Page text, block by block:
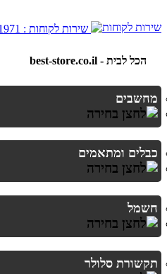
best-store.co.il - הכל לבית
מחשבים
כבלים ומתאמים
חשמל
תקשורת סלולר